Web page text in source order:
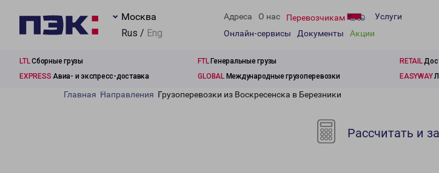
Москва
Rus / Eng
Адреса О нас Перевозчикам
Услуги
Онлайн-сервисы
Документы Акции
LTLСборные грузы FTLГенеральные грузы RETAIL
EXPRESS Авиа- и экспресс-доставка GLOBALМеждународные грузоперевозки EASYWAY
Главная Направления Грузоперевозки из Воскресенска в Березники
Рассчитать и